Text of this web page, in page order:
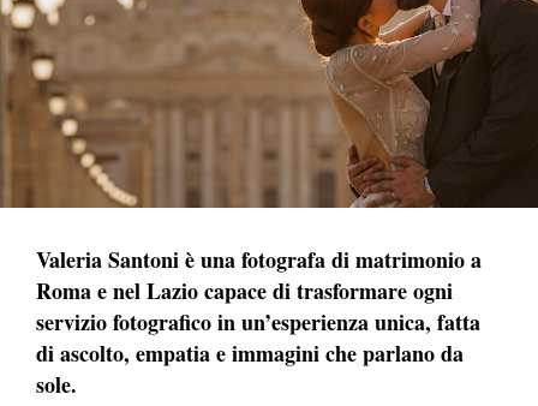
Valeria Santoni è una fotografa di matrimonio a
Roma e nel Lazio capace di trasformare ogni
servizio fotografico in un’esperienza unica, fatta
di ascolto, empatia e immagini che parlano da
sole.